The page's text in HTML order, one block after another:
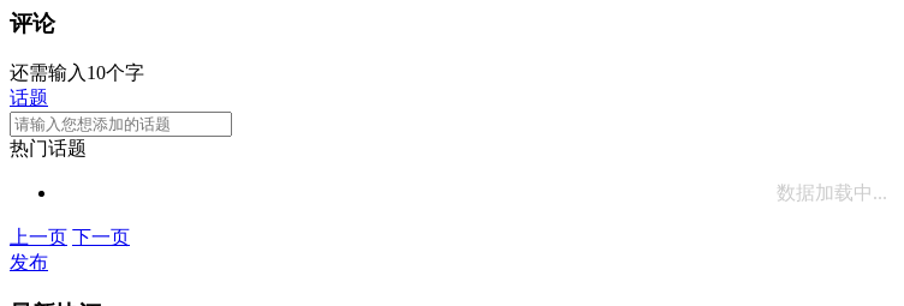
评论
还需输入10个字
话题
热门话题
数据加载中...
上一页 下一页
发布